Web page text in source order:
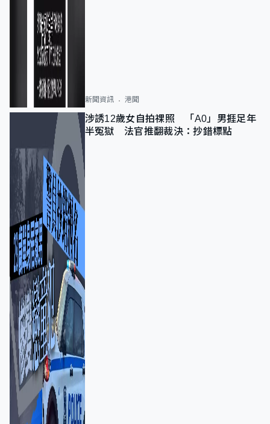
新聞資訊 港聞
涉誘12歲女自拍祼照 「A0」男捱足年
半冤獄 法官推翻裁決：抄錯標點